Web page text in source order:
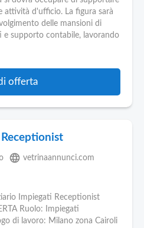
attività d'ufficio. La figura sarà
delle mansioni di
e supporto contabile, lavorando
offerta
language vetrinaannunci.com
Impiegati Receptionist
Ruolo: Impiegati
di lavoro: Milano zona Cairoli